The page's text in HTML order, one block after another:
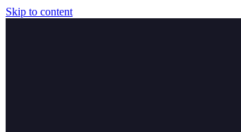
Skip to content